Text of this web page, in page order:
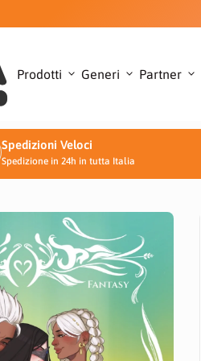
Prodotti expand_more Generi expand_more Partner expand_more
Spedizioni Veloci
Spedizione in 24h in tutta Italia